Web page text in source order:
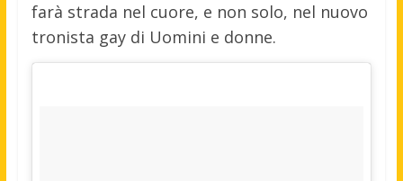
farà strada nel cuore, e non solo, nel nuovo
tronista gay di Uomini e donne.